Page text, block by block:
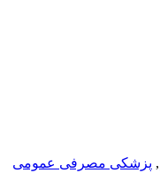
, پزشکی مصرفی عمومی